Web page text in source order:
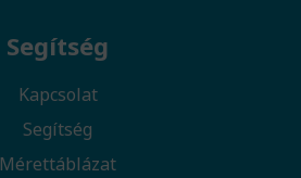
Segítség
Kapcsolat
Segítség
Mérettáblázat